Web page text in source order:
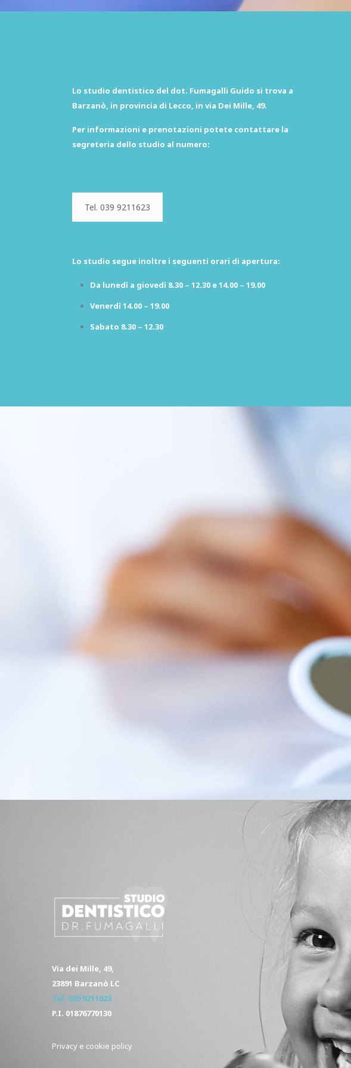
Lo studio dentistico del dot. Fumagalli Guido si trova a
Barzanò, in provincia di Lecco, in via Dei Mille, 49.
Per informazioni e prenotazioni potete contattare la
segreteria dello studio al numero:
Tel. 039 9211623
Lo studio segue inoltre i seguenti orari di apertura:
Da lunedì a giovedì 8.30 – 12.30 e 14.00 – 19.00
Venerdì 14.00 – 19.00
Sabato 8.30 – 12.30
Via dei Mille, 49,
23891 Barzanò LC
Tel. 039 9211623
P.I. 01876770130
Privacy e cookie policy